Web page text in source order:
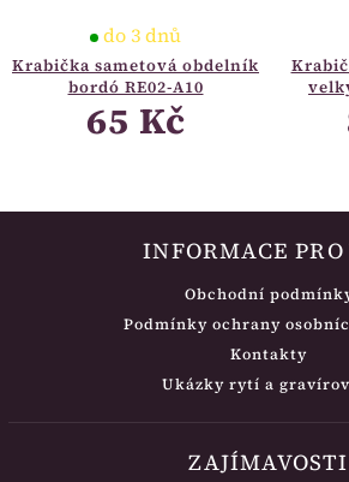
Krabička sametová obdelník
bordó RE02-A10
do 3 dnů
65 Kč
INFORMACE PRO
Obchodní
Podmínky ochrany
Kontakty
Ukázky rytí a
ZAJÍMAVOSTI